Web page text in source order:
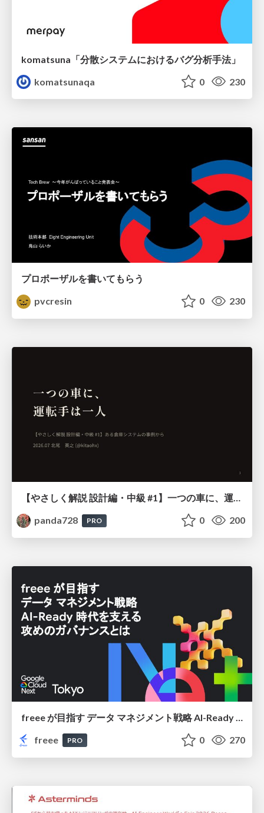
komatsuna「分散システムにおけるバグ分析手法」
komatsunaqa
0 230
プロポーザルを書いてもらう
pvcresin
0 230
【やさしく解説 設計編・中級 #1】一つの車に、運転手は一人 ～ある倉庫システムの事例から～
panda728
PRO 0 200
freee
PRO 0 270